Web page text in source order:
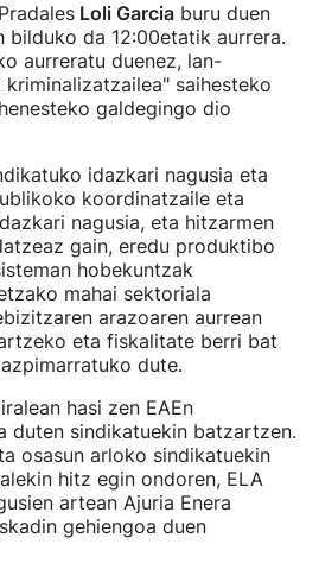
Loli Garcia buru duen
bilduko da 12:00etatik aurrera.
aurreratu duenez, lan-
saihesteko
galdegingo dio
idazkari nagusia eta
koordinatzaile eta
nagusia, eta hitzarmen
gain, eredu produktibo
hobekuntzak
mahai sektoriala
arazoaren aurrean
eta fiskalitate berri bat
dute.
hasi zen EAEn
duten sindikatuekin batzartzen.
osasun arloko sindikatuekin
hitz egin ondoren, ELA
artean Ajuria Enera
gehiengoa duen